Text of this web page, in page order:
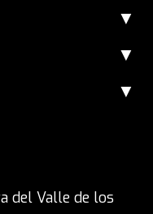
desde el
tan suave y
en la boca de
del Valle de los